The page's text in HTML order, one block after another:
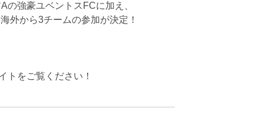
の強豪ユベントスFCに加え、
外から3チームの参加が決定！
トをご覧ください！